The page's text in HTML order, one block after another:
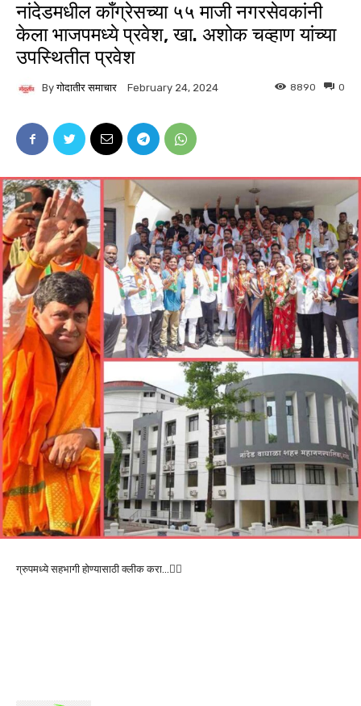
नांदेडमधील काँग्रेसच्या ५५ माजी नगरसेवकांनी
केला भाजपमध्ये प्रवेश, खा. अशोक चव्हाण यांच्या
उपस्थितीत प्रवेश
By गोदातीर समाचार February 24, 2024 0
8890
ग्रुपमध्ये सहभागी होण्यासाठी क्लीक करा…👆🏻